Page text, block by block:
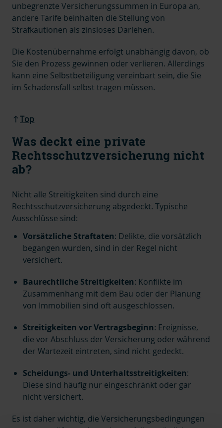
unbegrenzte Versicherungssummen in Europa an,
andere Tarife beinhalten die Stellung von
Strafkautionen als zinsloses Darlehen.
Die Kostenübernahme erfolgt unabhängig davon, ob
Sie den Prozess gewinnen oder verlieren. Allerdings
kann eine Selbstbeteiligung vereinbart sein, die Sie
im Schadensfall selbst tragen müssen.
Top
Was deckt eine private
Rechtsschutzversicherung nicht
ab?
Nicht alle Streitigkeiten sind durch eine
Rechtsschutzversicherung abgedeckt. Typische
Ausschlüsse sind:
Vorsätzliche Straftaten: Delikte, die vorsätzlich
begangen wurden, sind in der Regel nicht
versichert.
Baurechtliche Streitigkeiten: Konflikte im
Zusammenhang mit dem Bau oder der Planung
von Immobilien sind oft ausgeschlossen.
Streitigkeiten vor Vertragsbeginn: Ereignisse,
die vor Abschluss der Versicherung oder während
der Wartezeit eintreten, sind nicht gedeckt.
Scheidungs- und Unterhaltsstreitigkeiten:
Diese sind häufig nur eingeschränkt oder gar
nicht versichert.
Es ist daher wichtig, die Versicherungsbedingungen